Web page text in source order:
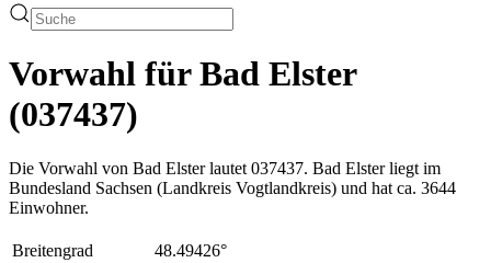
Vorwahl für Bad Elster
(037437)
Die Vorwahl von Bad Elster lautet 037437. Bad Elster liegt im
Bundesland Sachsen (Landkreis Vogtlandkreis) und hat ca. 3644
Einwohner.
Breitengrad
48.49426°